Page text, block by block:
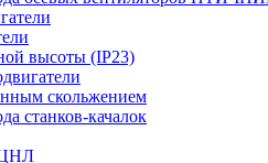
высоты (IP23)
скольжением
станков-качалок
ЦНЛ